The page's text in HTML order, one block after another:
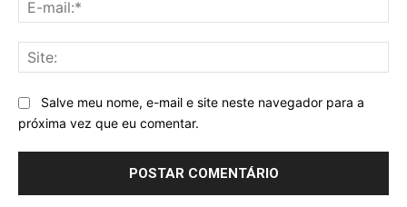
Salve meu nome, e-mail e site neste navegador para a
próxima vez que eu comentar.